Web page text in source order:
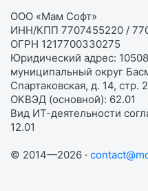
ООО «Мам Софт»
ИНН/КПП 7707455220 /
ОГРН 1217700330275
Юридический адрес:
муниципальный округ
Спартаковская, д. 14,
ОКВЭД (основной): 62.01
Вид ИТ-деятельности
12.01
© 2014—2026 ·